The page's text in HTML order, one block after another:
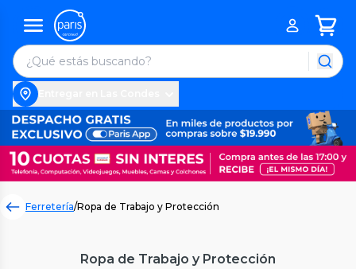
Ferretería/Ropa de Trabajo y Protección
Ropa de Trabajo y Protección